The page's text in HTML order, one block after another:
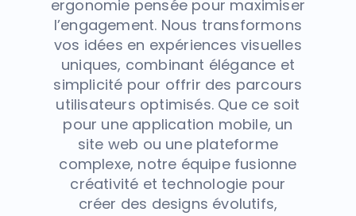
ergonomie pensée pour maximiser
l’engagement. Nous transformons
vos idées en expériences visuelles
uniques, combinant élégance et
simplicité pour offrir des parcours
utilisateurs optimisés. Que ce soit
pour une application mobile, un
site web ou une plateforme
complexe, notre équipe fusionne
créativité et technologie pour
créer des designs évolutifs,